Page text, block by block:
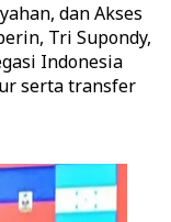
dan Akses
Tri Supondy,
Indonesia
serta transfer